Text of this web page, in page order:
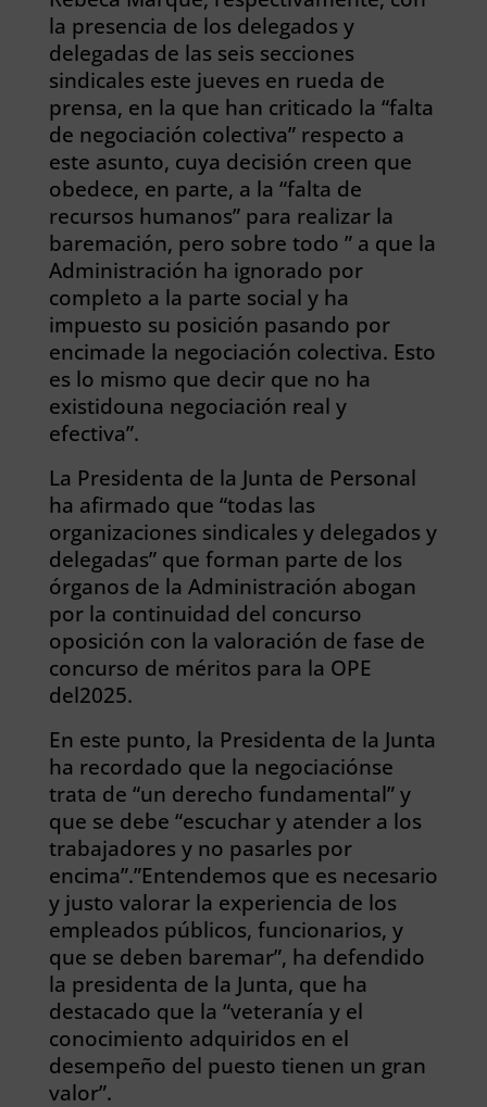
la presencia de los delegados y
delegadas de las seis secciones
sindicales este jueves en rueda de
prensa, en la que han criticado la “falta
de negociación colectiva” respecto a
este asunto, cuya decisión creen que
obedece, en parte, a la “falta de
recursos humanos” para realizar la
baremación, pero sobre todo ” a que la
Administración ha ignorado por
completo a la parte social y ha
impuesto su posición pasando por
encimade la negociación colectiva. Esto
es lo mismo que decir que no ha
existidouna negociación real y
efectiva”.
La Presidenta de la Junta de Personal
ha afirmado que “todas las
organizaciones sindicales y delegados y
delegadas” que forman parte de los
órganos de la Administración abogan
por la continuidad del concurso
oposición con la valoración de fase de
concurso de méritos para la OPE
del2025.
En este punto, la Presidenta de la Junta
ha recordado que la negociaciónse
trata de “un derecho fundamental” y
que se debe “escuchar y atender a los
trabajadores y no pasarles por
encima”.”Entendemos que es necesario
y justo valorar la experiencia de los
empleados públicos, funcionarios, y
que se deben baremar”, ha defendido
la presidenta de la Junta, que ha
destacado que la “veteranía y el
conocimiento adquiridos en el
desempeño del puesto tienen un gran
valor”.